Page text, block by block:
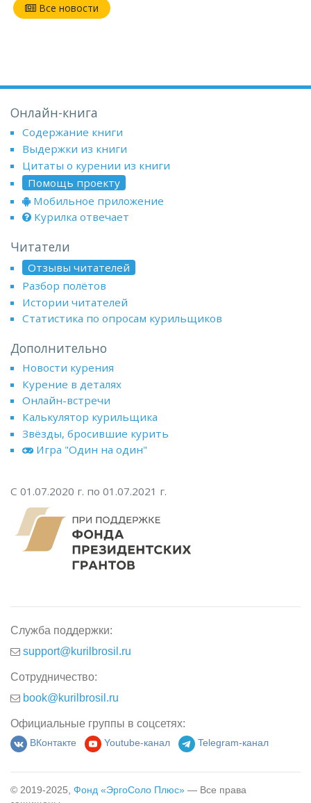
Все новости
Онлайн-книга
Содержание книги
Выдержки из книги
Цитаты о курении из книги
Помощь проекту
Мобильное приложение
Курилка отвечает
Читатели
Отзывы читателей
Разбор полётов
Истории читателей
Статистика по опросам курильщиков
Дополнительно
Новости курения
Курение в деталях
Онлайн-встречи
Калькулятор курильщика
Звёзды, бросившие курить
Игра "Один на один"
С 01.07.2020 г. по 01.07.2021 г.
Служба поддержки:
support@kurilbrosil.ru
Сотрудничество:
book@kurilbrosil.ru
Официальные группы в соцсетях:
ВКонтакте Youtube-канал Telegram-канал
© 2019-2025, Фонд «ЭргоСоло Плюс» — Все права